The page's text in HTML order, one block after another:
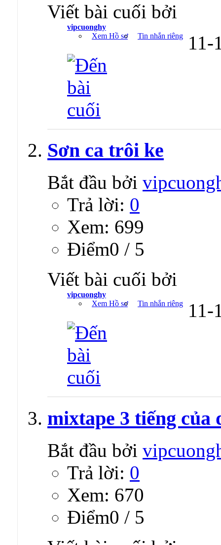
Viết bài cuối bởi
vipcuonghy
Xem Hồ sơ
Tin nhắn riêng 11-
Sơn ca trôi ke
Bắt đầu bởi
Trả lời: 0
Xem: 699
Ðiểm0 / 5
Viết bài cuối bởi
vipcuonghy
Xem Hồ sơ
Tin nhắn riêng 11-
mixtape 3 tiếng của
Bắt đầu bởi
Trả lời: 0
Xem: 670
Ðiểm0 / 5